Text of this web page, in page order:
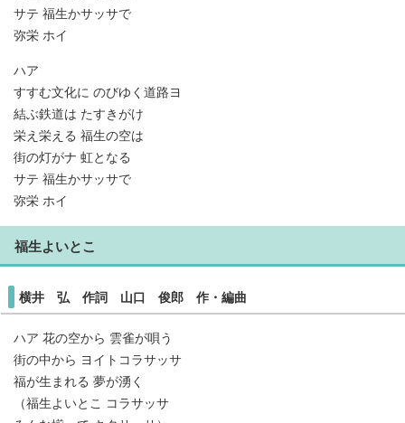
サテ 福生かサッサで
弥栄 ホイ
ハア
すすむ文化に のびゆく道路ヨ
結ぶ鉄道は たすきがけ
栄え栄える 福生の空は
街の灯がナ 虹となる
サテ 福生かサッサで
弥栄 ホイ
福生よいとこ
横井 弘 作詞 山口 俊郎 作・編曲
ハア 花の空から 雲雀が唄う
街の中から ヨイトコラサッサ
福が生まれる 夢が湧く
（福生よいとこ コラサッサ